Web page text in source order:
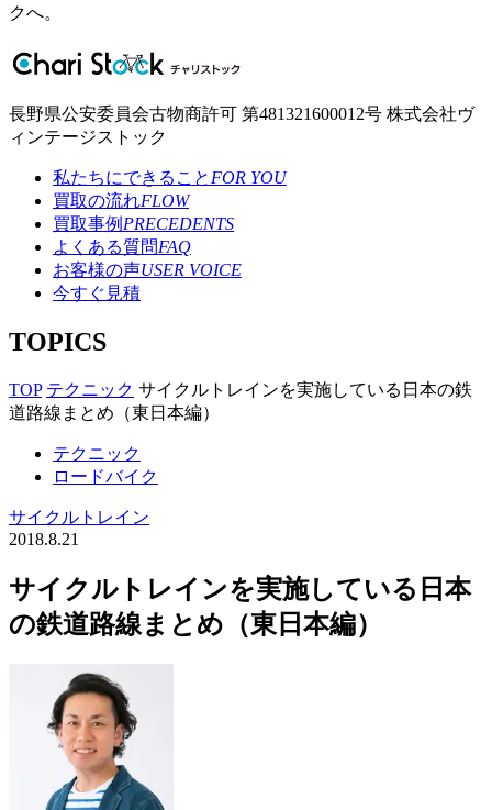
クへ。
長野県公安委員会古物商許可 第481321600012号 株式会社ヴ
ィンテージストック
私たちにできること FOR YOU
買取の流れFLOW
買取事例 PRECEDENTS
よくある質問FAQ
お客様の声USER VOICE
今すぐ見積
TOPICS
TOP テクニック サイクルトレインを実施している日本の鉄
道路線まとめ（東日本編）
テクニック
ロードバイク
サイクルトレイン
2018.8.21
サイクルトレインを実施している日本
の鉄道路線まとめ（東日本編）